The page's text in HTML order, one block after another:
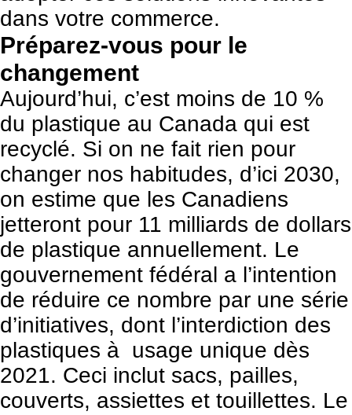
dans votre commerce.
Préparez-vous pour le
changement
Aujourd’hui, c’est moins de 10 %
du plastique au Canada qui est
recyclé. Si on ne fait rien pour
changer nos habitudes, d’ici 2030,
on estime que les Canadiens
jetteront pour 11 milliards de dollars
de plastique annuellement. Le
gouvernement fédéral a l’intention
de réduire ce nombre par une série
d’initiatives, dont l’interdiction des
plastiques à usage unique dès
2021. Ceci inclut sacs, pailles,
couverts, assiettes et touillettes. Le